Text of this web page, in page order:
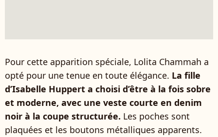
Pour cette apparition spéciale, Lolita Chammah a
opté pour une tenue en toute élégance. La fille
d’Isabelle Huppert a choisi d’être à la fois sobre
et moderne, avec une veste courte en denim
noir à la coupe structurée. Les poches sont
plaquées et les boutons métalliques apparents.